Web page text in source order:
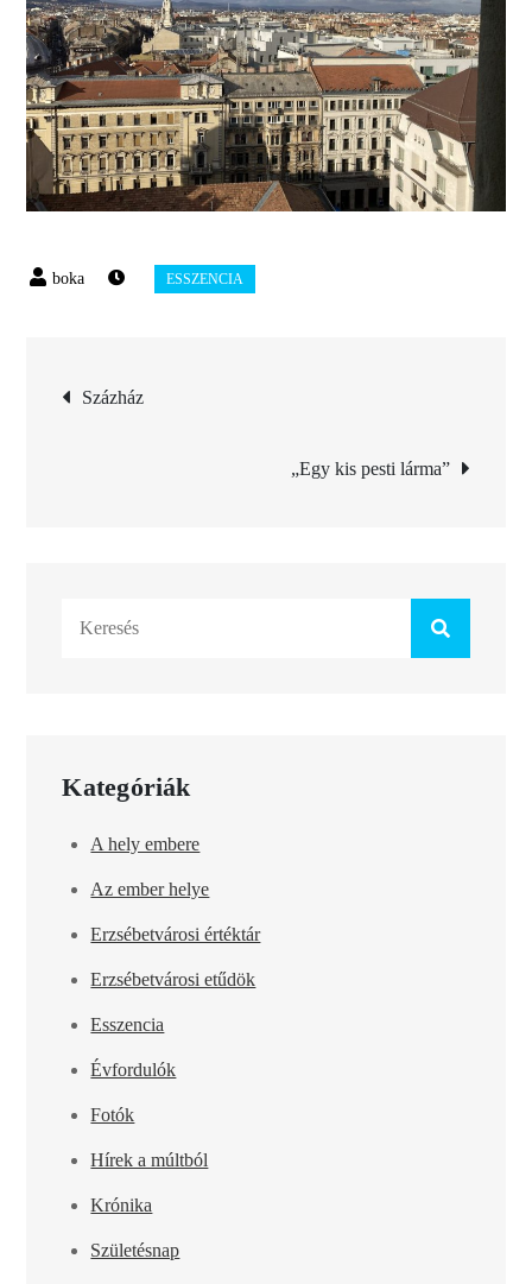
Bejegyzés
Százház
„Egy kis pesti lárma”
Kategóriák
A hely embere
Az ember helye
Erzsébetvárosi értéktár
Erzsébetvárosi etűdök
Esszencia
Évfordulók
Fotók
Hírek a múltból
Krónika
Születésnap